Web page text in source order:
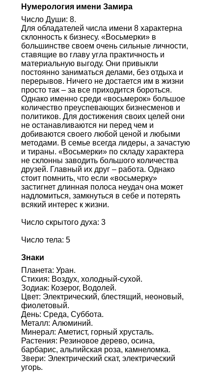
Нумерология имени Замира
Число Души: 8.
Для обладателей числа имени 8 характерна
склонность к бизнесу. «Восьмерки» в
большинстве своем очень сильные личности,
ставящие во главу угла практичность и
материальную выгоду. Они привыкли
постоянно заниматься делами, без отдыха и
перерывов. Ничего не достается им в жизни
просто так – за все приходится бороться.
Однако именно среди «восьмерок» большое
количество преуспевающих бизнесменов и
политиков. Для достижения своих целей они
не останавливаются ни перед чем и
добиваются своего любой ценой и любыми
методами. В семье всегда лидеры, а зачастую
и тираны. «Восьмерки» по складу характера
не склонны заводить большого количества
друзей. Главный их друг – работа. Однако
стоит помнить, что если «восьмерку»
застигнет длинная полоса неудач она может
надломиться, замкнуться в себе и потерять
всякий интерес к жизни.
Число скрытого духа: 3
Число тела: 5
Знаки
Планета: Уран.
Стихия: Воздух, холодный-сухой.
Зодиак: Козерог, Водолей.
Цвет: Электрический, блестящий, неоновый,
фиолетовый.
День: Среда, Суббота.
Металл: Алюминий.
Минерал: Аметист, горный хрусталь.
Растения: Резиновое дерево, осина,
барбарис, альпийская роза, камнеломка.
Звери: Электрический скат, электрический
угорь.